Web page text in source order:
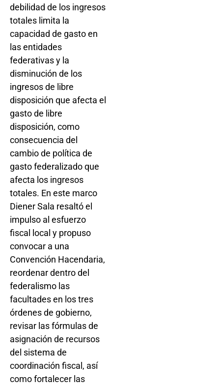
debilidad de los ingresos
totales limita la
capacidad de gasto en
las entidades
federativas y la
disminución de los
ingresos de libre
disposición que afecta el
gasto de libre
disposición, como
consecuencia del
cambio de política de
gasto federalizado que
afecta los ingresos
totales. En este marco
Diener Sala resaltó el
impulso al esfuerzo
fiscal local y propuso
convocar a una
Convención Hacendaria,
reordenar dentro del
federalismo las
facultades en los tres
órdenes de gobierno,
revisar las fórmulas de
asignación de recursos
del sistema de
coordinación fiscal, así
como fortalecer las